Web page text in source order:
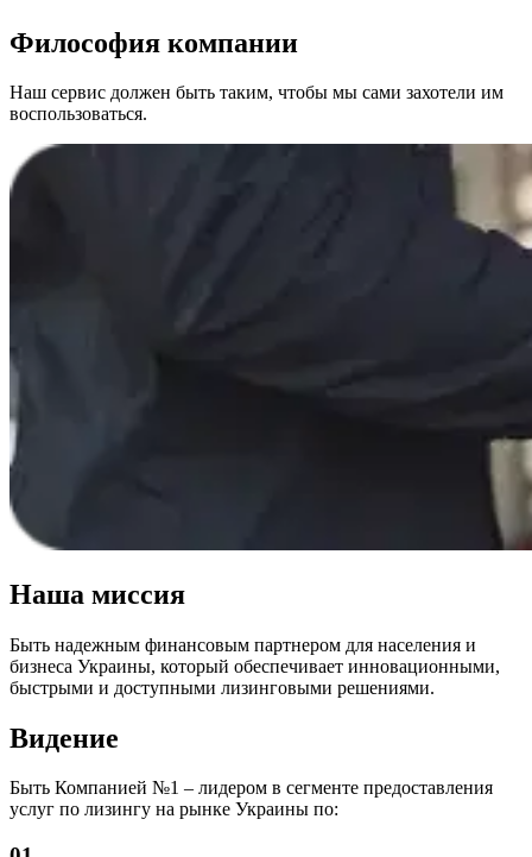
Философия компании
Наш сервис должен быть таким, чтобы мы сами захотели им
воспользоваться.
Наша миссия
Быть надежным финансовым партнером для населения и
бизнеса Украины, который обеспечивает инновационными,
быстрыми и доступными лизинговыми решениями.
Видение
Быть Компанией №1 – лидером в сегменте предоставления
услуг по лизингу на рынке Украины по: